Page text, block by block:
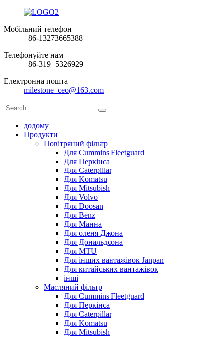
Мобільний телефон
+86-13273665388
Телефонуйте нам
+86-319+5326929
Електронна пошта
milestone_ceo@163.com
додому
Продукти
Повітряний фільтр
Для Cummins Fleetguard
Для Перкінса
Для Caterpillar
Для Komatsu
Для Mitsubish
Для Volvo
Для Doosan
Для Benz
Для Манна
Для оленя Джона
Для Дональдсона
Для MTU
Для інших вантажівок Janpan
Для китайських вантажівок
інші
Масляний фільтр
Для Cummins Fleetguard
Для Перкінса
Для Caterpillar
Для Komatsu
Для Mitsubish